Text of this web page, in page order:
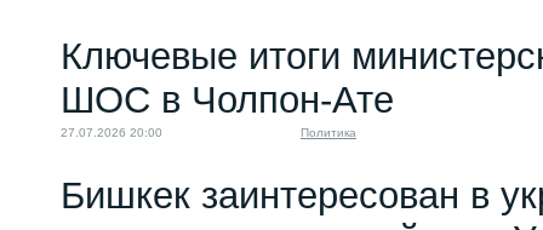
Ключевые итоги
ШОС в Чолпон-Ате
27.07.2026 20:00 Политика
Бишкек заинтересован в